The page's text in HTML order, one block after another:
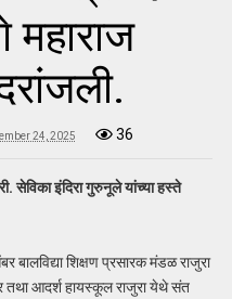
24, 2025 36
सेविका इंदिरा गुरुनूले यांच्या हस्ते
बालविद्या शिक्षण प्रसारक मंडळ राजुरा
तथा आदर्श हायस्कूल राजुरा येथे संत